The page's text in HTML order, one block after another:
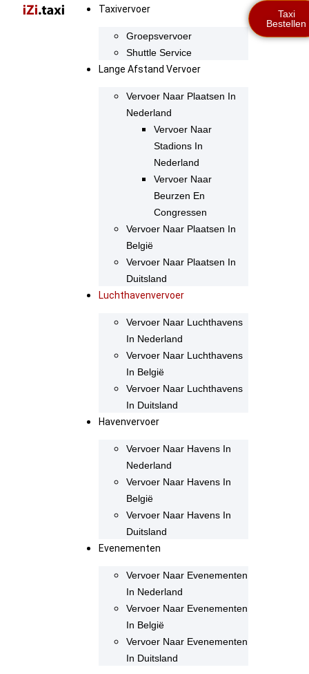
Taxivervoer
Groepsvervoer
Shuttle Service
Lange Afstand Vervoer
Vervoer Naar Plaatsen In
Nederland
Vervoer Naar
Stadions In
Nederland
Vervoer Naar
Beurzen En
Congressen
Vervoer Naar Plaatsen In
België
Vervoer Naar Plaatsen In
Duitsland
Luchthavenvervoer
Vervoer Naar Luchthavens
In Nederland
Vervoer Naar Luchthavens
In België
Vervoer Naar Luchthavens
In Duitsland
Havenvervoer
Vervoer Naar Havens In
Nederland
Vervoer Naar Havens In
België
Vervoer Naar Havens In
Duitsland
Evenementen
Vervoer Naar Evenementen
In Nederland
Vervoer Naar Evenementen
In België
Vervoer Naar Evenementen
In Duitsland
Taxi
Bestellen